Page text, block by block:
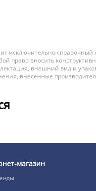
исключительно справочный
право вносить
внешний вид и
внесенные
магазин